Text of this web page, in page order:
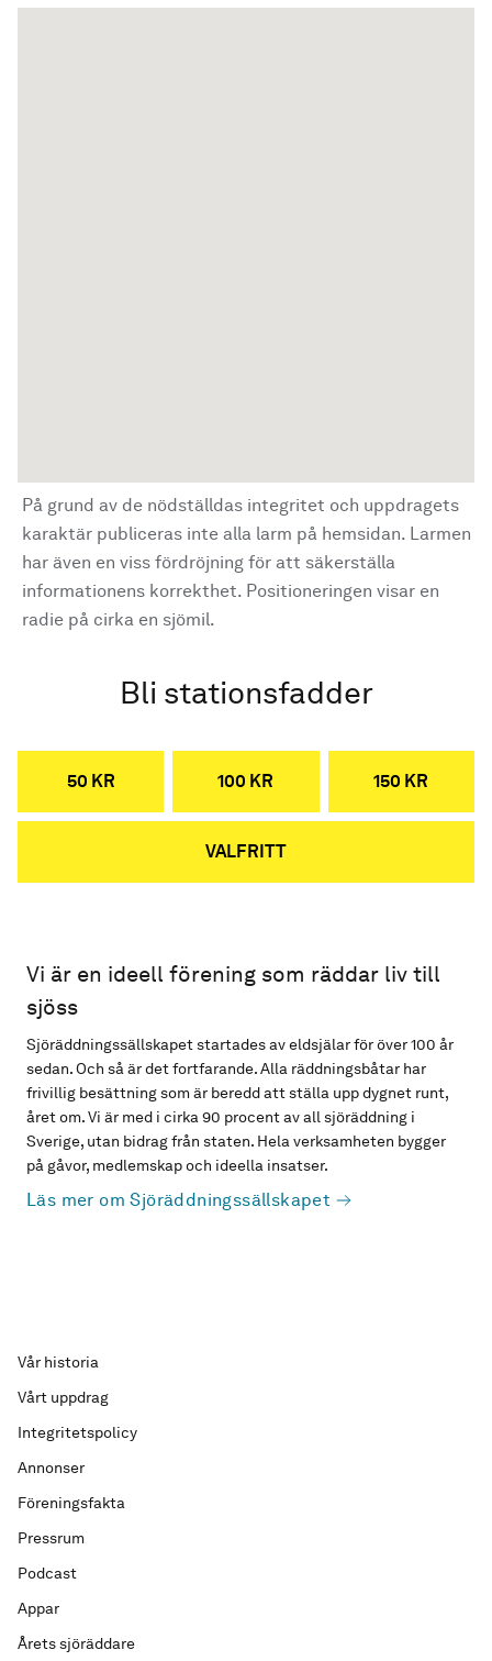
På grund av de nödställdas integritet och uppdragets
karaktär publiceras inte alla larm på hemsidan. Larmen
har även en viss fördröjning för att säkerställa
informationens korrekthet. Positioneringen visar en
radie på cirka en sjömil.
Bli stationsfadder
50 KR 100 KR 150 KR
VALFRITT
Vi är en ideell förening som räddar liv till
sjöss
Sjöräddningssällskapet startades av eldsjälar för över 100 år
sedan. Och så är det fortfarande. Alla räddningsbåtar har
frivillig besättning som är beredd att ställa upp dygnet runt,
året om. Vi är med i cirka 90 procent av all sjöräddning i
Sverige, utan bidrag från staten. Hela verksamheten bygger
på gåvor, medlemskap och ideella insatser.
Läs mer om Sjöräddningssällskapet
Vår historia
Vårt uppdrag
Integritetspolicy
Annonser
Föreningsfakta
Pressrum
Podcast
Appar
Årets sjöräddare